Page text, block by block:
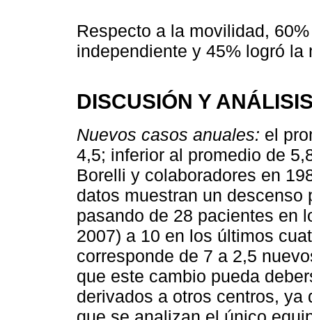
Respecto a la movilidad,
independiente y 45% logró la
DISCUSIÓN Y
Nuevos casos anuales: el
4,5; inferior al promedio de
Borelli y colaboradores en
datos muestran un
pasando de 28 pacientes en
2007) a 10 en los últimos
corresponde de 7 a 2,5
que este cambio pueda
derivados a otros centros, ya